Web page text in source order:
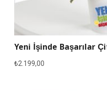
Yeni İşinde Başarılar
₺2.199,00